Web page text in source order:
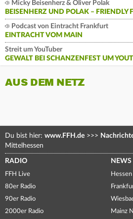
Micky Beisenherz & Oliver Polak
BEISENHERZ UND POLAK – FRIENDLY
Podcast von Eintracht Frankfurt
EINTRACHT VOM MAIN
Streit um YouTuber
GEWALT BEI SCHANZENFEST UM
AUS DEM NETZ
Du bist hier: www.FFH.de >>>
Mittelhessen
RADIO
FFH Live
80er Radio
90er Radio
2000er Radio
NEWS
Mainz